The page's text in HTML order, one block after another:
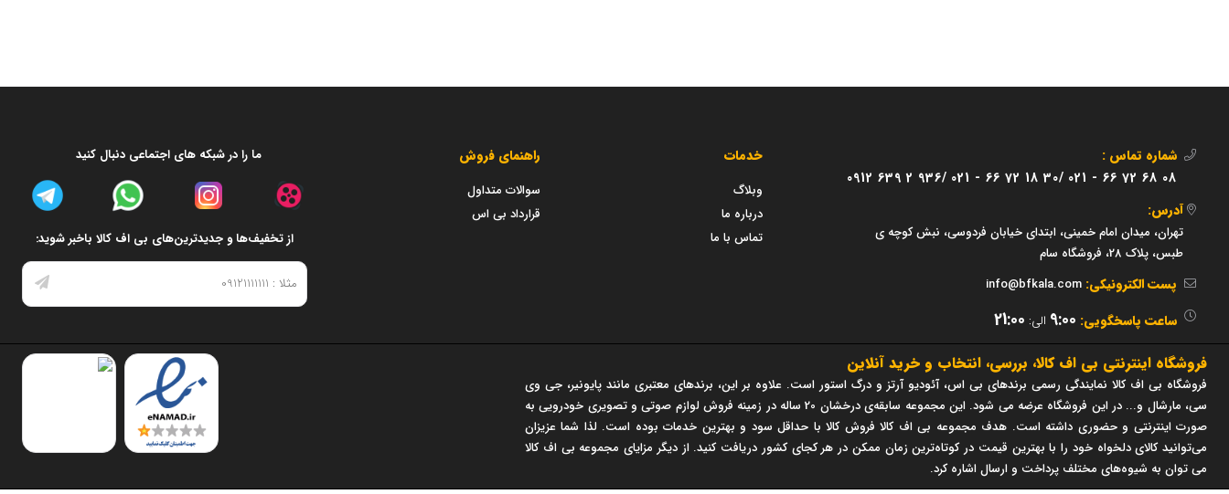
شماره تماس :
021 - 66 72 68 08
021 - 66 72 18 30/
0912 639 2 936/
آدرس:
تهران، میدان امام خمینی، ابتدای خیابان فردوسی، نبش کوچه ی
طبس، پلاک 28، فروشگاه سام
پست الکترونیکی: info@bfkala.com
ساعت پاسخگویی: 9:00 الی: 21:00
خدمات
وبلاگ
درباره ما
تماس با ما
راهنمای فروش
سوالات متداول
قرارداد بی اس
ما را در شبکه های اجتماعی دنبال کنید
از تخفیف‌ها و جدیدترین‌های بی اف کالا باخبر شوید:
فروشگاه اینترنتی بی اف کالا، بررسی، انتخاب و خرید آنلاین
فروشگاه بی اف کالا نمایندگی رسمی برندهای بی اس، آئودیو آرتز و درگ استور است. علاوه بر این، برندهای معتبری مانند پایونیر، جی وی
سی، مارشال و... در این فروشگاه عرضه می شود. این مجموعه سابقه‌ی درخشان 20 ساله در زمینه فروش لوازم صوتی و تصویری خودرویی به
صورت اینترنتی و حضوری داشته است. هدف مجموعه بی اف کالا فروش کالا با حداقل سود و بهترین خدمات بوده است. لذا شما عزیزان
می‌توانید کالای دلخواه خود را با بهترین قیمت در کوتاه‌ترین زمان ممکن در هر کجای کشور دریافت کنید. از دیگر مزایای مجموعه بی اف کالا
می توان به شیوه‌های مختلف پرداخت و ارسال اشاره کرد.